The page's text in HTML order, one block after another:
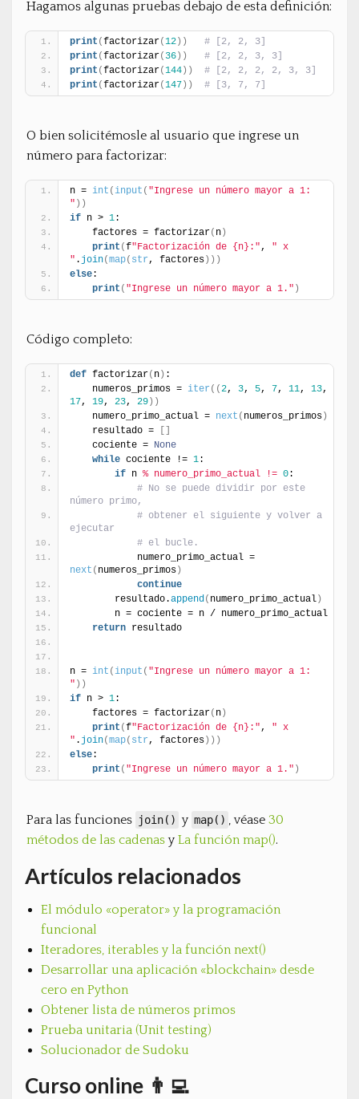
Hagamos algunas pruebas debajo de esta definición:
print (factorizar(12 ) )
# [2, 2, 3]
print (factorizar( 36 ) )
# [2, 2, 3, 3]
print (factorizar(144 ) )
# [2, 2, 2, 2, 3, 3]
print (factorizar(147 ) ) # [3, 7, 7]
O bien solicitémosle al usuario que ingrese un
número para factorizar:
n = int ( input ( "Ingrese un número mayor a 1:
" ) )
if n > 1:
    factores = factorizar
( n )
print (f"Factorización de {n}:", " x
" . join(map( str, factores ) ) )
else:
print ( "Ingrese un número mayor a 1." )
Código completo:
def factorizar( n ) :
    numeros_primos =
iter ( (2, 3, 5, 7, 11, 13
17, 19, 23, 29 ) )
    numero_primo_actual =
next ( numeros_primos )
    resultado =
    cociente =
None
while cociente != 1:
if n % numero_primo_actual != 0:
# No se puede dividir por este
número primo,
# obtener el siguiente y volver a
ejecutar
# el bucle.
next ( numeros_primos )
continue
        resultado.
append( numero_primo_actual )
        n = cociente = n / numero_primo_actual
return resultado
n = int ( input ( "Ingrese un número mayor a 1:
" ) )
if n > 1:
    factores = factorizar
( n )
print (f"Factorización de {n}:", " x
" . join(map( str, factores ) ) )
else:
print ( "Ingrese un número mayor a 1." )
Para las funciones join() y map() , véase 30
métodos de las cadenas y La función map().
Artículos relacionados
El módulo «operator» y la programación
funcional
Iteradores, iterables y la función next()
Desarrollar una aplicación «blockchain» desde
cero en Python
Obtener lista de números primos
Prueba unitaria (Unit testing)
Solucionador de Sudoku
Curso online 👨‍💻